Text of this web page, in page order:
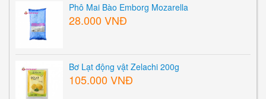
Phô Mai Bào Emborg Mozarella
28.000 VNĐ
Bơ Lạt động vật Zelachi 200g
105.000 VNĐ